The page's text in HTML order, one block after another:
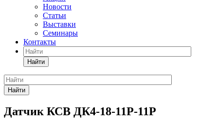
Новости
Статьи
Выставки
Семинары
Контакты
Найти
Найти
Датчик КСВ ДК4-18-11Р-11Р